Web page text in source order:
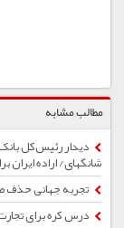
مطالب مشابه
دیدار رئیس‌کل
شانگهای/ اراده
تجربه جهانی حذف
درس کره برای